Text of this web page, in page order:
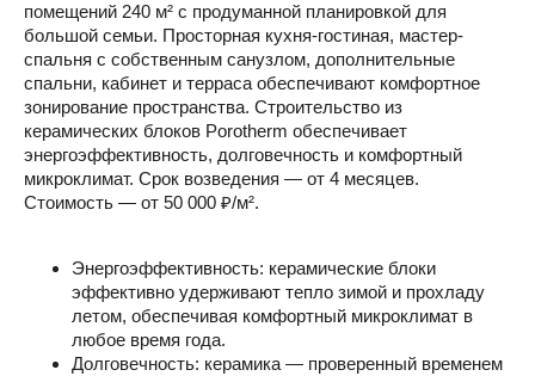
помещений 240 м² с продуманной планировкой для
большой семьи. Просторная кухня-гостиная, мастер-
спальня с собственным санузлом, дополнительные
спальни, кабинет и терраса обеспечивают комфортное
зонирование пространства. Строительство из
керамических блоков Porotherm обеспечивает
энергоэффективность, долговечность и комфортный
микроклимат. Срок возведения — от 4 месяцев.
Стоимость — от 50 000 ₽/м².
Энергоэффективность: керамические блоки
эффективно удерживают тепло зимой и прохладу
летом, обеспечивая комфортный микроклимат в
любое время года.
Долговечность: керамика — проверенный временем